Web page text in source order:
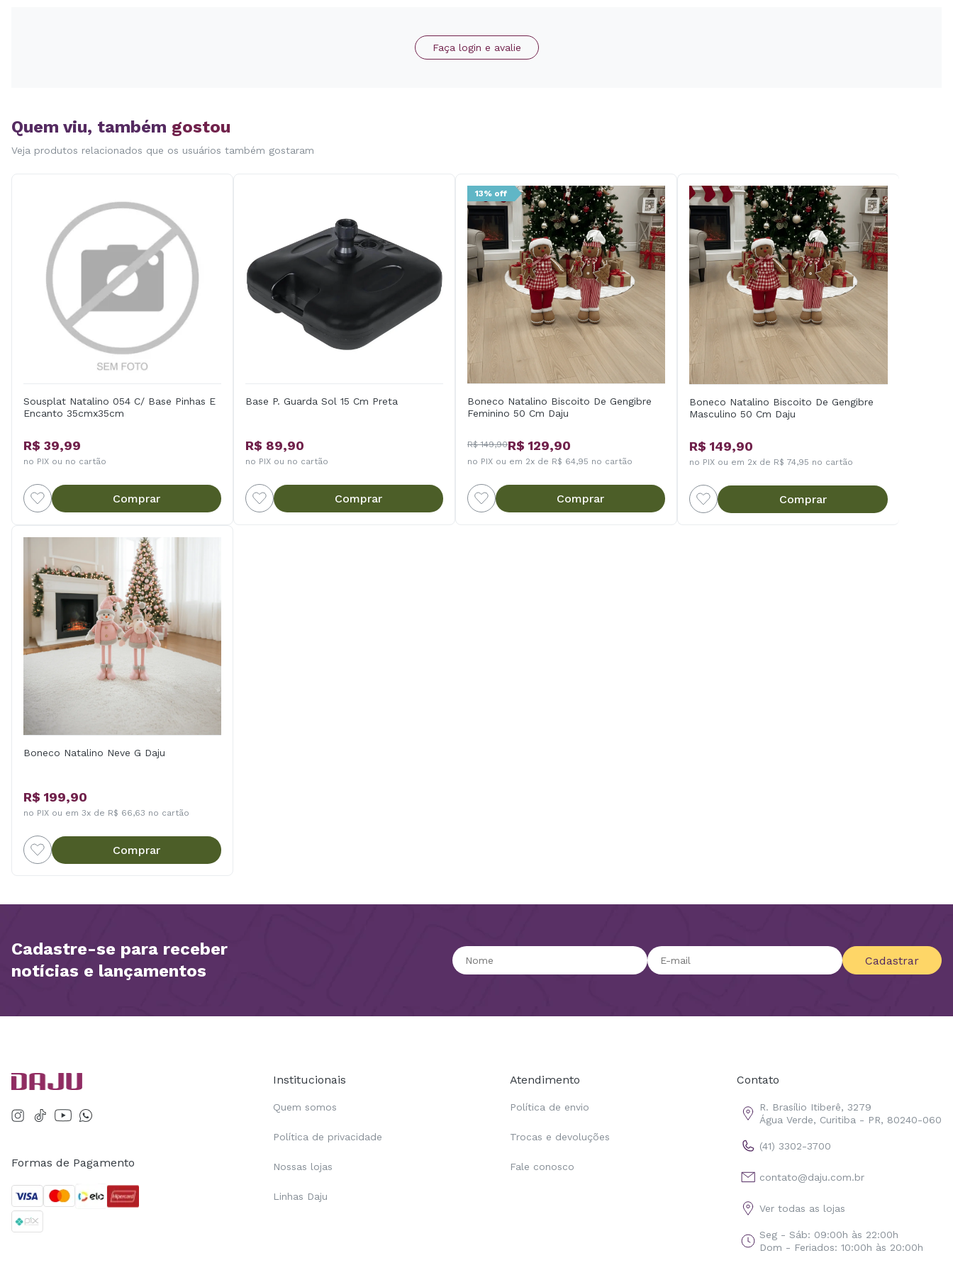
Faça login e avalie
Quem viu, também gostou
Veja produtos relacionados que os usuários também gostaram
Sousplat Natalino 054 C/ Base Pinhas E
Encanto 35cmx35cm
R$ 39,99
no PIX ou no cartão
Comprar
Base P. Guarda Sol 15 Cm Preta
R$ 89,90
no PIX ou no cartão
Comprar
13% off
Boneco Natalino Biscoito De Gengibre
Feminino 50 Cm Daju
R$ 149,90R$ 129,90
no PIX ou em 2x de R$ 64,95 no cartão
Comprar
Boneco Natalino Biscoito De Gengibre
Masculino 50 Cm Daju
R$ 149,90
no PIX ou em 2x de R$ 74,95 no cartão
Comprar
Boneco Natalino Neve G Daju
R$ 199,90
no PIX ou em 3x de R$ 66,63 no cartão
Comprar
Cadastre-se para receber
notícias e lançamentos
Cadastrar
Formas de Pagamento
Institucionais
Quem somos
Política de privacidade
Nossas lojas
Linhas Daju
Atendimento
Política de envio
Trocas e devoluções
Fale conosco
Contato
R. Brasílio Itiberê, 3279
Água Verde, Curitiba - PR, 80240-060
(41) 3302-3700
contato@daju.com.br
Ver todas as lojas
Seg - Sáb: 09:00h às 22:00h
Dom - Feriados: 10:00h às 20:00h